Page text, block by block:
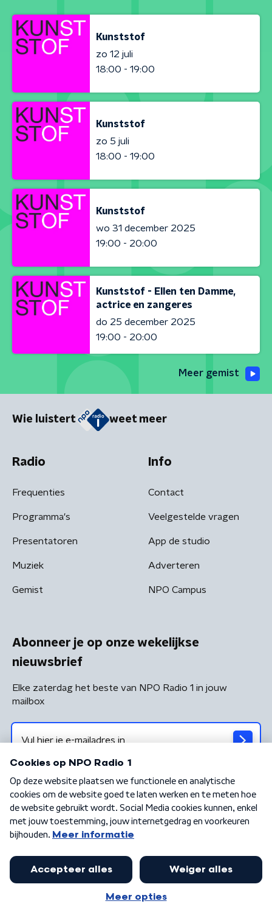
Kunststof
zo 12 juli
18:00 - 19:00
Kunststof
zo 5 juli
18:00 - 19:00
Kunststof
wo 31 december 2025
19:00 - 20:00
Kunststof - Ellen ten Damme,
actrice en zangeres
do 25 december 2025
19:00 - 20:00
Meer gemist
Wie luistert weet meer
Radio
Frequenties
Programma's
Presentatoren
Muziek
Gemist
Info
Contact
Veelgestelde vragen
App de studio
Adverteren
NPO Campus
Abonneer je op onze wekelijkse
nieuwsbrief
Elke zaterdag het beste van NPO Radio 1 in jouw
mailbox
Algemene voorwaarden